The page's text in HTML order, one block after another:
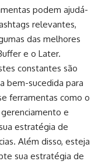
podem ajudá-
relevantes,
das melhores
e o Later.
constantes são
bem-sucedida para
ferramentas como o
e
estratégia de
Além disso, esteja
sua estratégia de